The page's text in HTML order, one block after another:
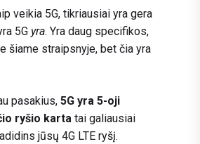
veikia 5G, tikriausiai yra gera
5G yra. Yra daug specifikos,
šiame straipsnyje, bet čia yra
pasakius, 5G yra 5-oji
ryšio karta tai galiausiai
jūsų 4G LTE ryšį.